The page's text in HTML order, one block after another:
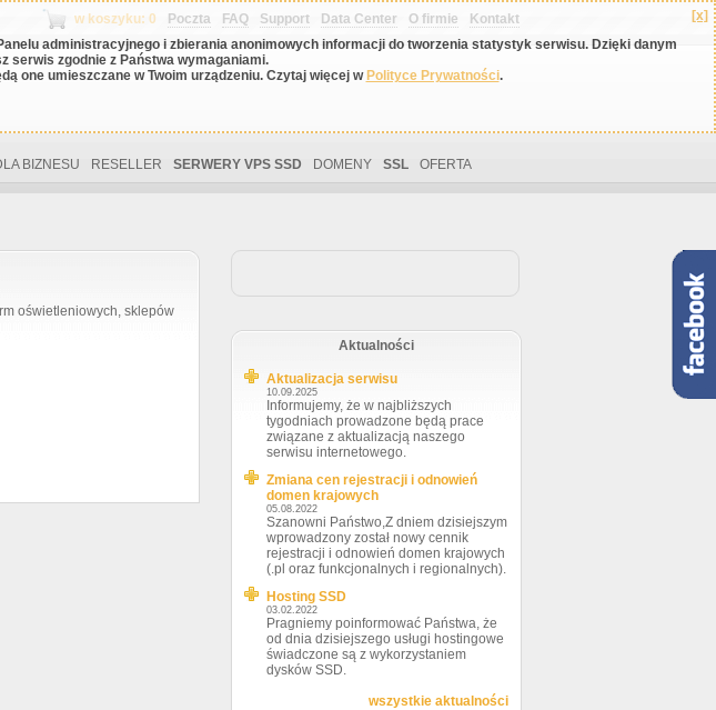
[x]
administracyjnego i zbierania anonimowych informacji do tworzenia statystyk serwisu. Dzięki danym
zgodnie z Państwa wymaganiami.
one umieszczane w Twoim urządzeniu. Czytaj więcej w Polityce Prywatności.
w koszyku: 0 Poczta FAQ Support Data Center O firmie Kontakt
BIZNESU RESELLER SERWERY VPS SSD DOMENY SSL OFERTA
Aktualności
Aktualizacja serwisu
10.09.2025
Informujemy, że w najbliższych
tygodniach prowadzone będą prace
związane z aktualizacją naszego
serwisu internetowego.
Zmiana cen rejestracji i odnowień
domen krajowych
05.08.2022
Szanowni Państwo,Z dniem dzisiejszym
wprowadzony został nowy cennik
rejestracji i odnowień domen krajowych
(.pl oraz funkcjonalnych i regionalnych).
Hosting SSD
03.02.2022
Pragniemy poinformować Państwa, że
od dnia dzisiejszego usługi hostingowe
świadczone są z wykorzystaniem
dysków SSD.
wszystkie aktualności
oświetleniowych, sklepów